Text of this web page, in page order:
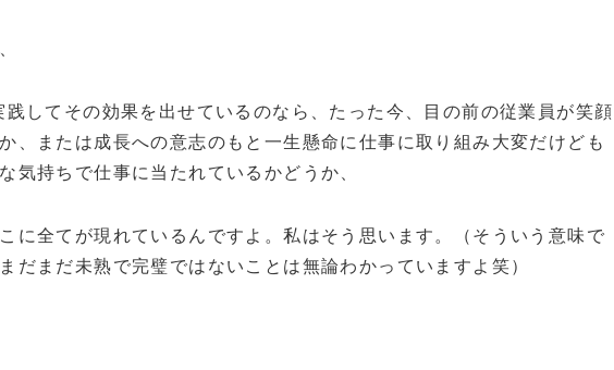
践してその効果を出せているのなら、たった今、目の前の従業員が笑顔
、または成長への意志のもと一生懸命に仕事に取り組み大変だけども
気持ちで仕事に当たれているかどうか、
に全てが現れているんですよ。私はそう思います。（そういう意味で
だまだ未熟で完璧ではないことは無論わかっていますよ笑）